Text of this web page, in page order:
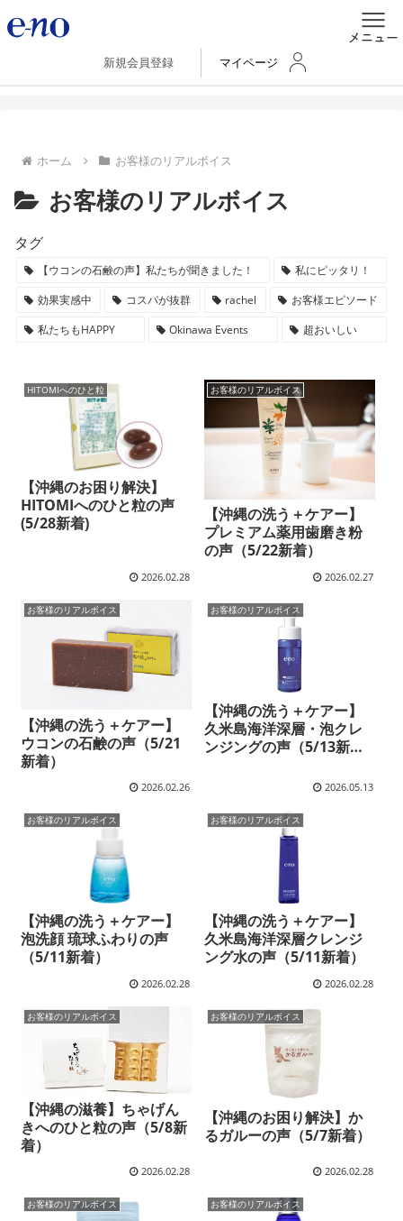
新規会員登録 マイページ
ホーム お客様のリアルボイス
お客様のリアルボイス
タグ
【ウコンの石鹸の声】私たちが聞きました！
私にピッタリ！
効果実感中
コスパが抜群 rachel
お客様エピソード
私たちもHAPPY
Okinawa Events 超おいしい
HITOMIへのひと粒
【沖縄のお困り解決】
HITOMIへのひと粒の声
(5/28新着)
2026.02.28
お客様のリアルボイス
【沖縄の洗う＋ケアー】
プレミアム薬用歯磨き粉
の声（5/22新着）
2026.02.27
お客様のリアルボイス
【沖縄の洗う＋ケアー】
ウコンの石鹸の声（5/21
新着）
2026.02.26
お客様のリアルボイス
【沖縄の洗う＋ケアー】
久米島海洋深層・泡クレ
ンジングの声（5/13新
2026.05.13
お客様のリアルボイス
【沖縄の洗う＋ケアー】
泡洗顔 琉球ふわりの声
（5/11新着）
2026.02.28
お客様のリアルボイス
【沖縄の洗う＋ケアー】
久米島海洋深層クレンジ
ング水の声（5/11新着）
2026.02.28
お客様のリアルボイス
【沖縄の滋養】ちゃげん
きへのひと粒の声（5/8新
着）
2026.02.28
お客様のリアルボイス
【沖縄のお困り解決】か
るガルーの声（5/7新着）
2026.02.28
お客様のリアルボイス お客様のリアルボイス